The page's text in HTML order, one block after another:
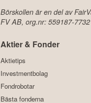
Börskollen är en del av
FV AB, org.nr: 559187-7732
Aktier & Fonder
Aktietips
Investmentbolag
Fondrobotar
Bästa fonderna